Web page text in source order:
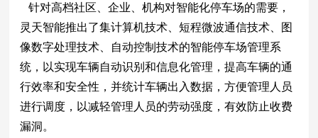
针对高档社区、企业、机构对智能化停车场的需要，
灵天智能推出了集计算机技术、短程微波通信技术、图
像数字处理技术、自动控制技术的智能停车场管理系
统，以实现车辆自动识别和信息化管理，提高车辆的通
行效率和安全性，并统计车辆出入数据，方便管理人员
进行调度，以减轻管理人员的劳动强度，有效防止收费
漏洞。